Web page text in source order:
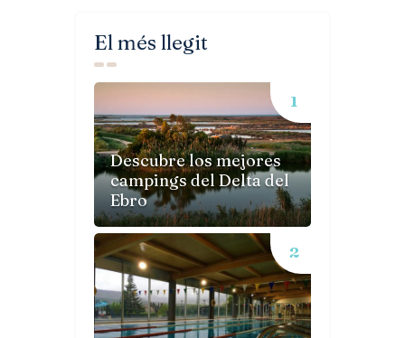
El més llegit
Descubre los mejores
campings del Delta del
Ebro